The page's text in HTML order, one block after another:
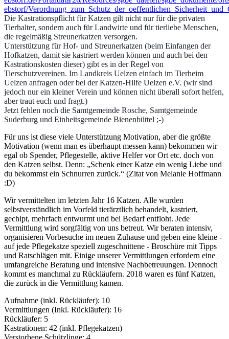
ebstorf/
Die Kastrationspflicht für Katzen gilt nicht nur für die privaten
Tierhalter, sondern auch für Landwirte und für tierliebe Menschen,
die regelmäßig Streunerkatzen versorgen.
Unterstützung für Hof- und Streunerkatzen (beim Einfangen der
Hofkatzen, damit sie kastriert werden können und auch bei den
Kastrationskosten dieser) gibt es in der Regel von
Tierschutzvereinen. Im Landkreis Uelzen einfach im Tierheim
Uelzen anfragen oder bei der Katzen-Hilfe Uelzen e.V. (wir sind
jedoch nur ein kleiner Verein und können nicht überall sofort helfen,
aber traut euch und fragt.)
Jetzt fehlen noch die Samtgemeinde Rosche, Samtgemeinde
Suderburg und Einheitsgemeinde Bienenbüttel ;-)
Für uns ist diese viele Unterstützung Motivation, aber die größte
Motivation (wenn man es überhaupt messen kann) bekommen wir –
egal ob Spender, Pflegestelle, aktive Helfer vor Ort etc. doch von
den Katzen selbst. Denn: „Schenk einer Katze ein wenig Liebe und
du bekommst ein Schnurren zurück.“ (Zitat von Melanie Hoffmann
:D)
Wir vermittelten im letzten Jahr 16 Katzen. Alle wurden
selbstverständlich im Vorfeld tierärztlich behandelt, kastriert,
gechipt, mehrfach entwurmt und bei Bedarf entfloht. Jede
Vermittlung wird sorgfältig von uns betreut. Wir beraten intensiv,
organisieren Vorbesuche im neuen Zuhause und geben eine kleine -
auf jede Pflegekatze speziell zugeschnittene - Broschüre mit Tipps
und Ratschlägen mit. Einige unserer Vermittlungen erfordern eine
umfangreiche Beratung und intensive Nachbetreuungen. Dennoch
kommt es manchmal zu Rückläufern. 2018 waren es fünf Katzen,
die zurück in die Vermittlung kamen.
Aufnahme (inkl. Rückläufer): 10
Vermittlungen (Inkl. Rückläufer): 16
Rückläufer: 5
Kastrationen: 42 (inkl. Pflegekatzen)
Verstorbene Schützlinge: 4